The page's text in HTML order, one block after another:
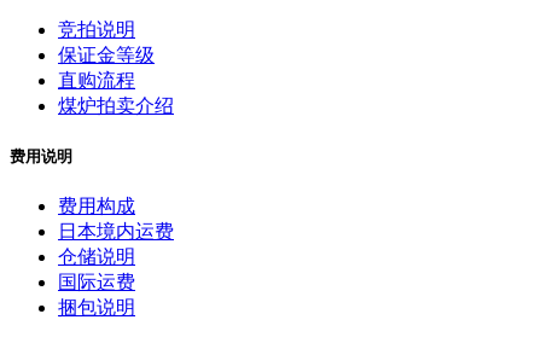
竞拍说明
保证金等级
直购流程
煤炉拍卖介绍
费用说明
费用构成
日本境内运费
仓储说明
国际运费
捆包说明